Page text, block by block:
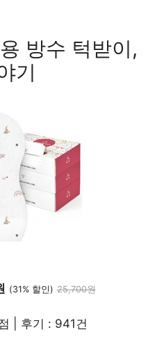
방수 턱받이,
기
(31% 할인) 25,700원
| 후기 : 941건